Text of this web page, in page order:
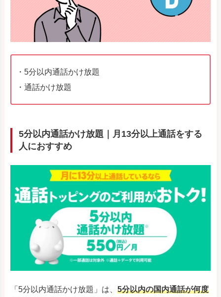
・5分以内通話かけ放題
・通話かけ放題
5分以内通話かけ放題｜月13分以上通話をする
人におすすめ
「5分以内通話かけ放題」は、 5分以内の国内通話が何度